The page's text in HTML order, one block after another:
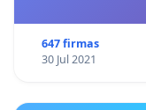
647 firmas
30 Jul 2021